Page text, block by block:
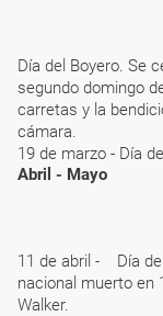
Día del Boyero. Se
segundo domingo
carretas y la
cámara.
19 de marzo - Día
Abril - Mayo
11 de abril - Día de
nacional muerto en
Walker.